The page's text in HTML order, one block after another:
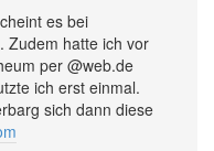
es bei
Zudem hatte ich vor
per @web.de
ich erst einmal.
sich dann diese